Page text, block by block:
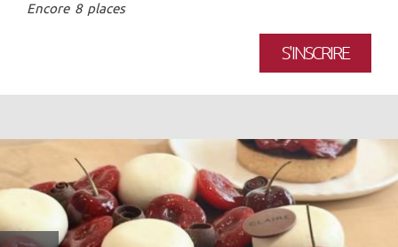
Encore 8 places
S'INSCRIRE